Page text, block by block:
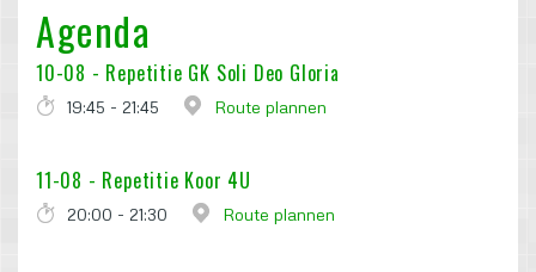
Agenda
10-08 - Repetitie GK Soli Deo Gloria
19:45 - 21:45 Route plannen
11-08 - Repetitie Koor 4U
20:00 - 21:30 Route plannen